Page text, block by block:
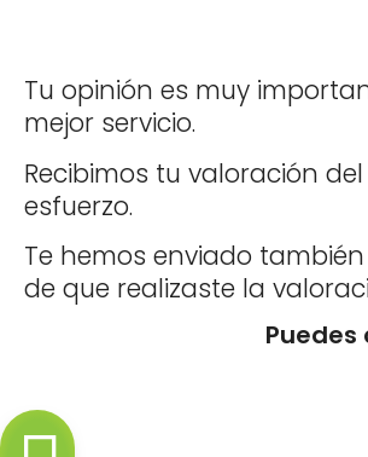
Tu opinión es muy
mejor servicio.
Recibimos tu valoración
esfuerzo.
Te hemos enviado
de que realizaste la